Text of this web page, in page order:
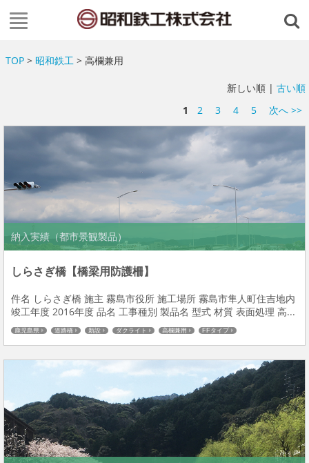
TOP> 昭和鉄工> 高欄兼用
新しい順 | 古い順
1
2 3 4 5 次へ >>
納入実績（都市景観製品）
しらさぎ橋【橋梁用防護柵】
件名 しらさぎ橋 施主 霧島市役所 施工場所 霧島市隼人町住吉地内
竣工年度 2016年度 品名 工事種別 製品名 型式 材質 表面処理 高...
鹿児島県 道路橋 新設 ダクライト 高欄兼用 FFタイプ